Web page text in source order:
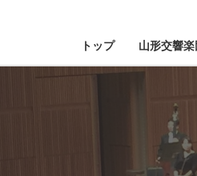
トップ 山形交響
山響が
指揮者・